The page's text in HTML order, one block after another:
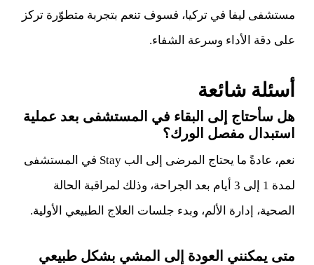
مستشفى ليفا في تركيا، فسوف تنعم بتجربة متطوّرة تركز
على دقة الأداء وسرعة الشفاء.
أسئلة شائعة
هل سأحتاج إلى البقاء في المستشفى بعد عملية
استبدال مفصل الورك؟
نعم، عادةً ما يحتاج المرضى إلى الب Stay في المستشفى
لمدة 1 إلى 3 أيام بعد الجراحة، وذلك لمراقبة الحالة
الصحية، إدارة الألم، وبدء جلسات العلاج الطبيعي الأولية.
متى يمكنني العودة إلى المشي بشكل طبيعي